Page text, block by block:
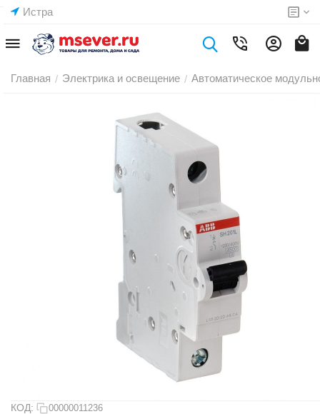
Истра
Главная / Электрика и освещение / Автоматическое
КОД: 00000011236